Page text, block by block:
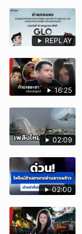
REPLAY
16:25
02:09
02:00